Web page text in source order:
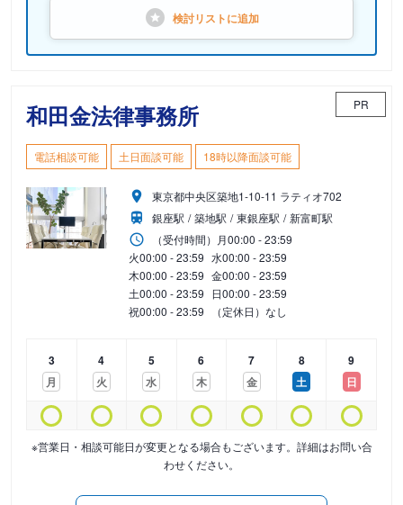
検討リストに追加
和田金法律事務所 PR
電話相談可能 土日面談可能 18時以降面談可能
東京都中央区築地1-10-11 ラティオ702
銀座駅
築地駅 東銀座駅
新富町駅
（受付時間） 月00:00 - 23:59
火00:00 - 23:59 水00:00 - 23:59
木00:00 - 23:59 金00:00 - 23:59
土00:00 - 23:59 日00:00 - 23:59
祝00:00 - 23:59 （定休日）なし
3
月
4
火
5
水
6
木
7
金
8
土
9
日
※営業日・相談可能日が変更となる場合もございます。詳細はお問い合
わせください。